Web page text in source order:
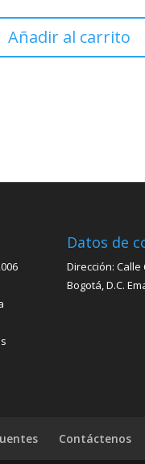
Añadir al carrito
Datos de
Dirección: Calle
Bogotá, D.C.
Contáctenos